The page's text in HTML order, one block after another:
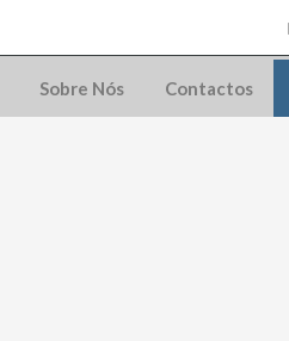
Sobre Nós Contactos